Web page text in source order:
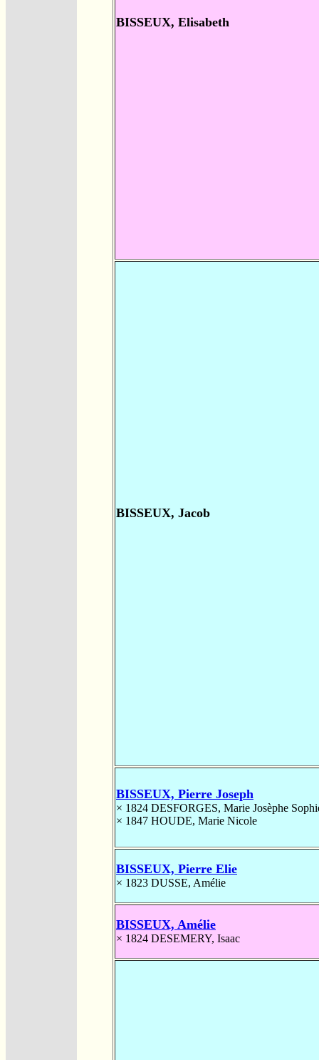
BISSEUX, Elisabeth
BISSEUX, Jacob
BISSEUX, Pierre Joseph
× 1824 DESFORGES, Marie Josèphe
× 1847 HOUDE, Marie Nicole
BISSEUX, Pierre Elie
× 1823 DUSSE, Amélie
BISSEUX, Amélie
× 1824 DESEMERY, Isaac